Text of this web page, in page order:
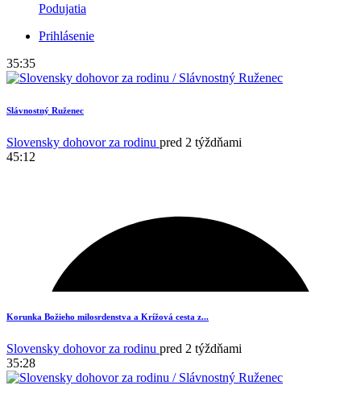
Podujatia
Prihlásenie
35:35
Slávnostný Ruženec
Slovensky dohovor za rodinu pred 2 týždňami
45:12
Korunka Božieho milosrdenstva a Krížová cesta z...
Slovensky dohovor za rodinu pred 2 týždňami
35:28